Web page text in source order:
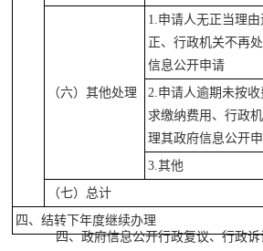
（六）其他处理
1.申请人无正当理
正、行政机关不再
信息公开申请
2.申请人逾期未按
求缴纳费用、行政
理其政府信息公开
3.其他
（七）总计
四、结转下年度继续办理
四、政府信息公开行政复议、行政